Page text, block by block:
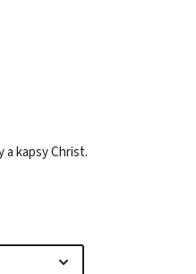
a kapsy Christ.